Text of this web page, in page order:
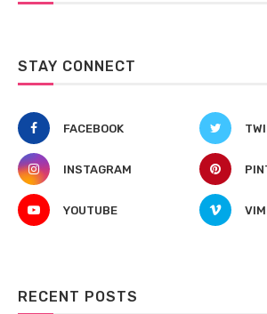
STAY CONNECT
FACEBOOK
INSTAGRAM
YOUTUBE
RECENT POSTS